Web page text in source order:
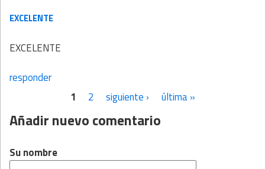
EXCELENTE
EXCELENTE
responder
1 2 siguiente › última »
Añadir nuevo comentario
Su nombre